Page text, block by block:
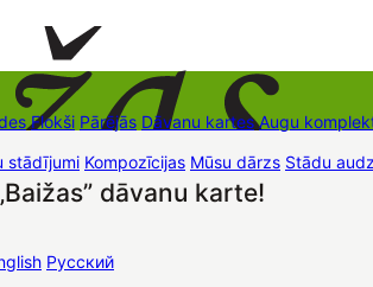
Русский
Flokši Pārējās Dāvanu kartes Augu
stādījumi Kompozīcijas Mūsu dārzs Stādu
dāvanu karte!